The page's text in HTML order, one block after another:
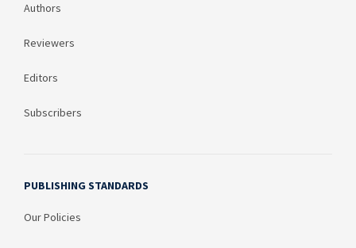
Authors
Reviewers
Editors
Subscribers
PUBLISHING STANDARDS
Our Policies